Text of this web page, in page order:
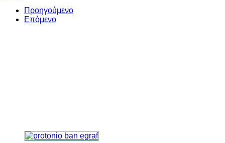
Share
Προηγούμενο
Επόμενο